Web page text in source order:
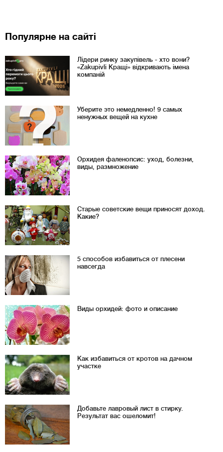
Популярне на сайті
Лідери ринку закупівель - хто вони?
«Zakupivli Кращі» відкривають імена
компаній
Уберите это немедленно! 9 самых
ненужных вещей на кухне
Орхидея фаленопсис: уход, болезни,
виды, размножение
Старые советские вещи приносят доход.
Какие?
5 способов избавиться от плесени
навсегда
Виды орхидей: фото и описание
Как избавиться от кротов на дачном
участке
Добавьте лавровый лист в стирку.
Результат вас ошеломит!